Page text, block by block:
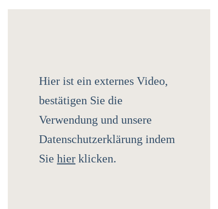
Hier ist ein externes Video,
bestätigen Sie die
Verwendung und unsere
Datenschutzerklärung indem
Sie hier klicken.